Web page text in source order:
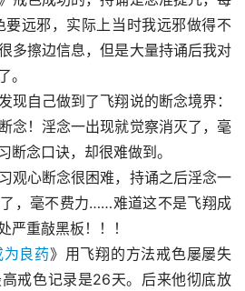
远邪，实际上当时我远邪做得不
多擦边信息，但是大量持诵后我对
。
现自己做到了飞翔说的断念境界：
念！淫念一出现就觉察消灭了，毫
断念口诀，却很难做到。
观心断念很困难，持诵之后淫念一
，毫不费力……难道这不是飞翔成
严重敲黑板！！！
为良药》用飞翔的方法戒色屡屡失
戒色记录是26天。后来他彻底放